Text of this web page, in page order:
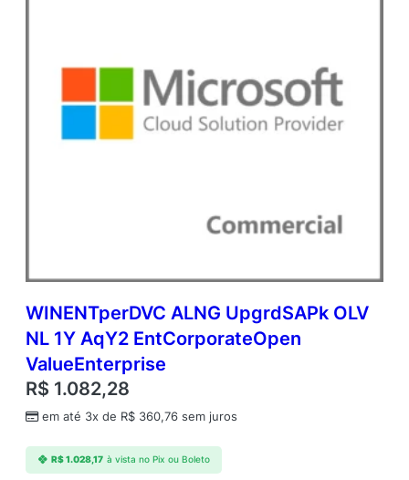
WINENTperDVC ALNG UpgrdSAPk OLV
NL 1Y AqY2 EntCorporateOpen
ValueEnterprise
R$ 1.082,28
em até 3x de R$ 360,76 sem juros
R$1.028,17 à vista no Pix ou Boleto